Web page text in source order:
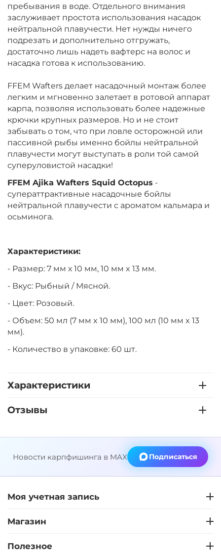
пребывания в воде. Отдельного внимания
заслуживает простота использования насадок
нейтральной плавучести. Нет нужды ничего
подрезать и дополнительно отгружать,
достаточно лишь надеть вафтерс на волос и
насадка готова к использованию.
FFEM Wafters делает насадочный монтаж более
легким и мгновенно залетает в ротовой аппарат
карпа, позволяя использовать более надежные
крючки крупных размеров. Но и не стоит
забывать о том, что при ловле осторожной или
пассивной рыбы именно бойлы нейтральной
плавучести могут выступать в роли той самой
суперуловистой насадки!
FFEM Ajika Wafters Squid Octopus -
суператтрактивные насадочные бойлы
нейтральной плавучести с ароматом кальмара и
осьминога.
Характеристики:
- Размер: 7 мм х 10 мм, 10 мм x 13 мм.
- Вкус: Рыбный / Мясной.
- Цвет: Розовый.
- Объем: 50 мл (7 мм x 10 мм), 100 мл (10 мм x 13
мм).
- Количество в упаковке: 60 шт.
Характеристики
Отзывы
Новости карпфишинга в MAX Подписаться
Моя учетная запись
Магазин
Полезное